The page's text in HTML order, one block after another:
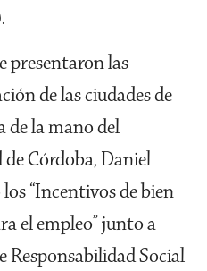
presentaron las
de las ciudades de
de la mano del
Córdoba, Daniel
“Incentivos de bien
el empleo” junto a
Responsabilidad Social